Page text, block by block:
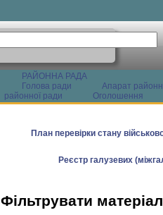
РАЙОННА РАДА
Голова ради
Апарат
районної ради
Оголошення
План перевірки стану
Реєстр галузевих
Фільтрувати